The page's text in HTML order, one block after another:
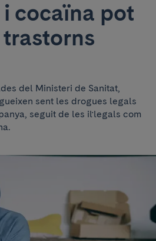
cocaïna pot
del Ministeri de Sanitat,
sent les drogues legals
seguit de les il·legals com